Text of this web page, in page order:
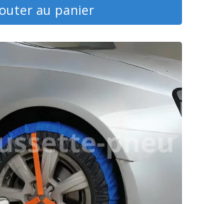
au panier